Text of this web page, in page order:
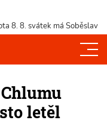
8. 8. svátek má Soběslav
letěl